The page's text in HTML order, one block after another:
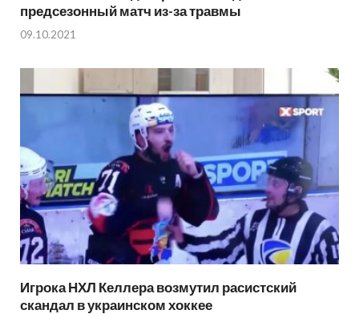
предсезонный матч из-за травмы
09.10.2021
Игрока НХЛ Келлера возмутил расистский
скандал в украинском хоккее